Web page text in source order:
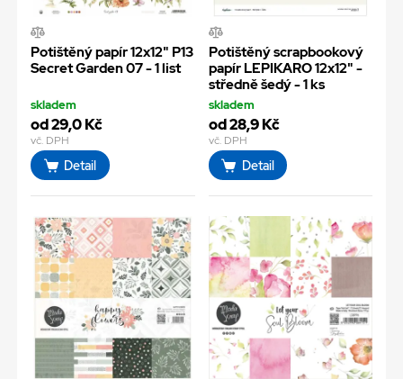
Potištěný papír 12x12" P13
Secret Garden 07 - 1 list
skladem
od 29,0 Kč
vč. DPH
Detail
Potištěný scrapbookový
papír LEPIKARO 12x12" -
středně šedý - 1 ks
skladem
od 28,9 Kč
vč. DPH
Detail